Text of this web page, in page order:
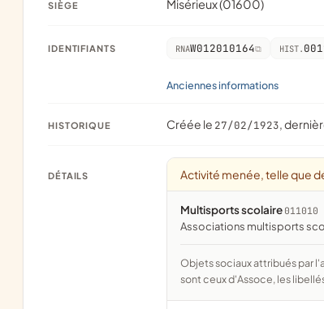
SIÈGE Misérieux (01600)
IDENTIFIANTS RNAW012010164 HIST.
Anciennes informations
HISTORIQUE Créée le 27/02/1923,
DÉTAILS Activité menée, telle que
Multisports scolaire 011010
associations multisports
Objets sociaux attribués par l'administration d'après l'objet déclaré ; activité NAF attribuée par l'INSEE. Les noms courts
sont ceux d'Assoce, les